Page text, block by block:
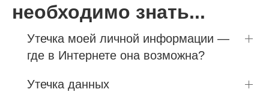
необходимо знать...
Утечка моей личной информации —
где в Интернете она возможна?
Утечка данных